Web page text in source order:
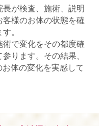
が検査、施術、説明
客様のお体の状態を確
。
で変化をその都度確
ります。その結果、
体の変化を実感して